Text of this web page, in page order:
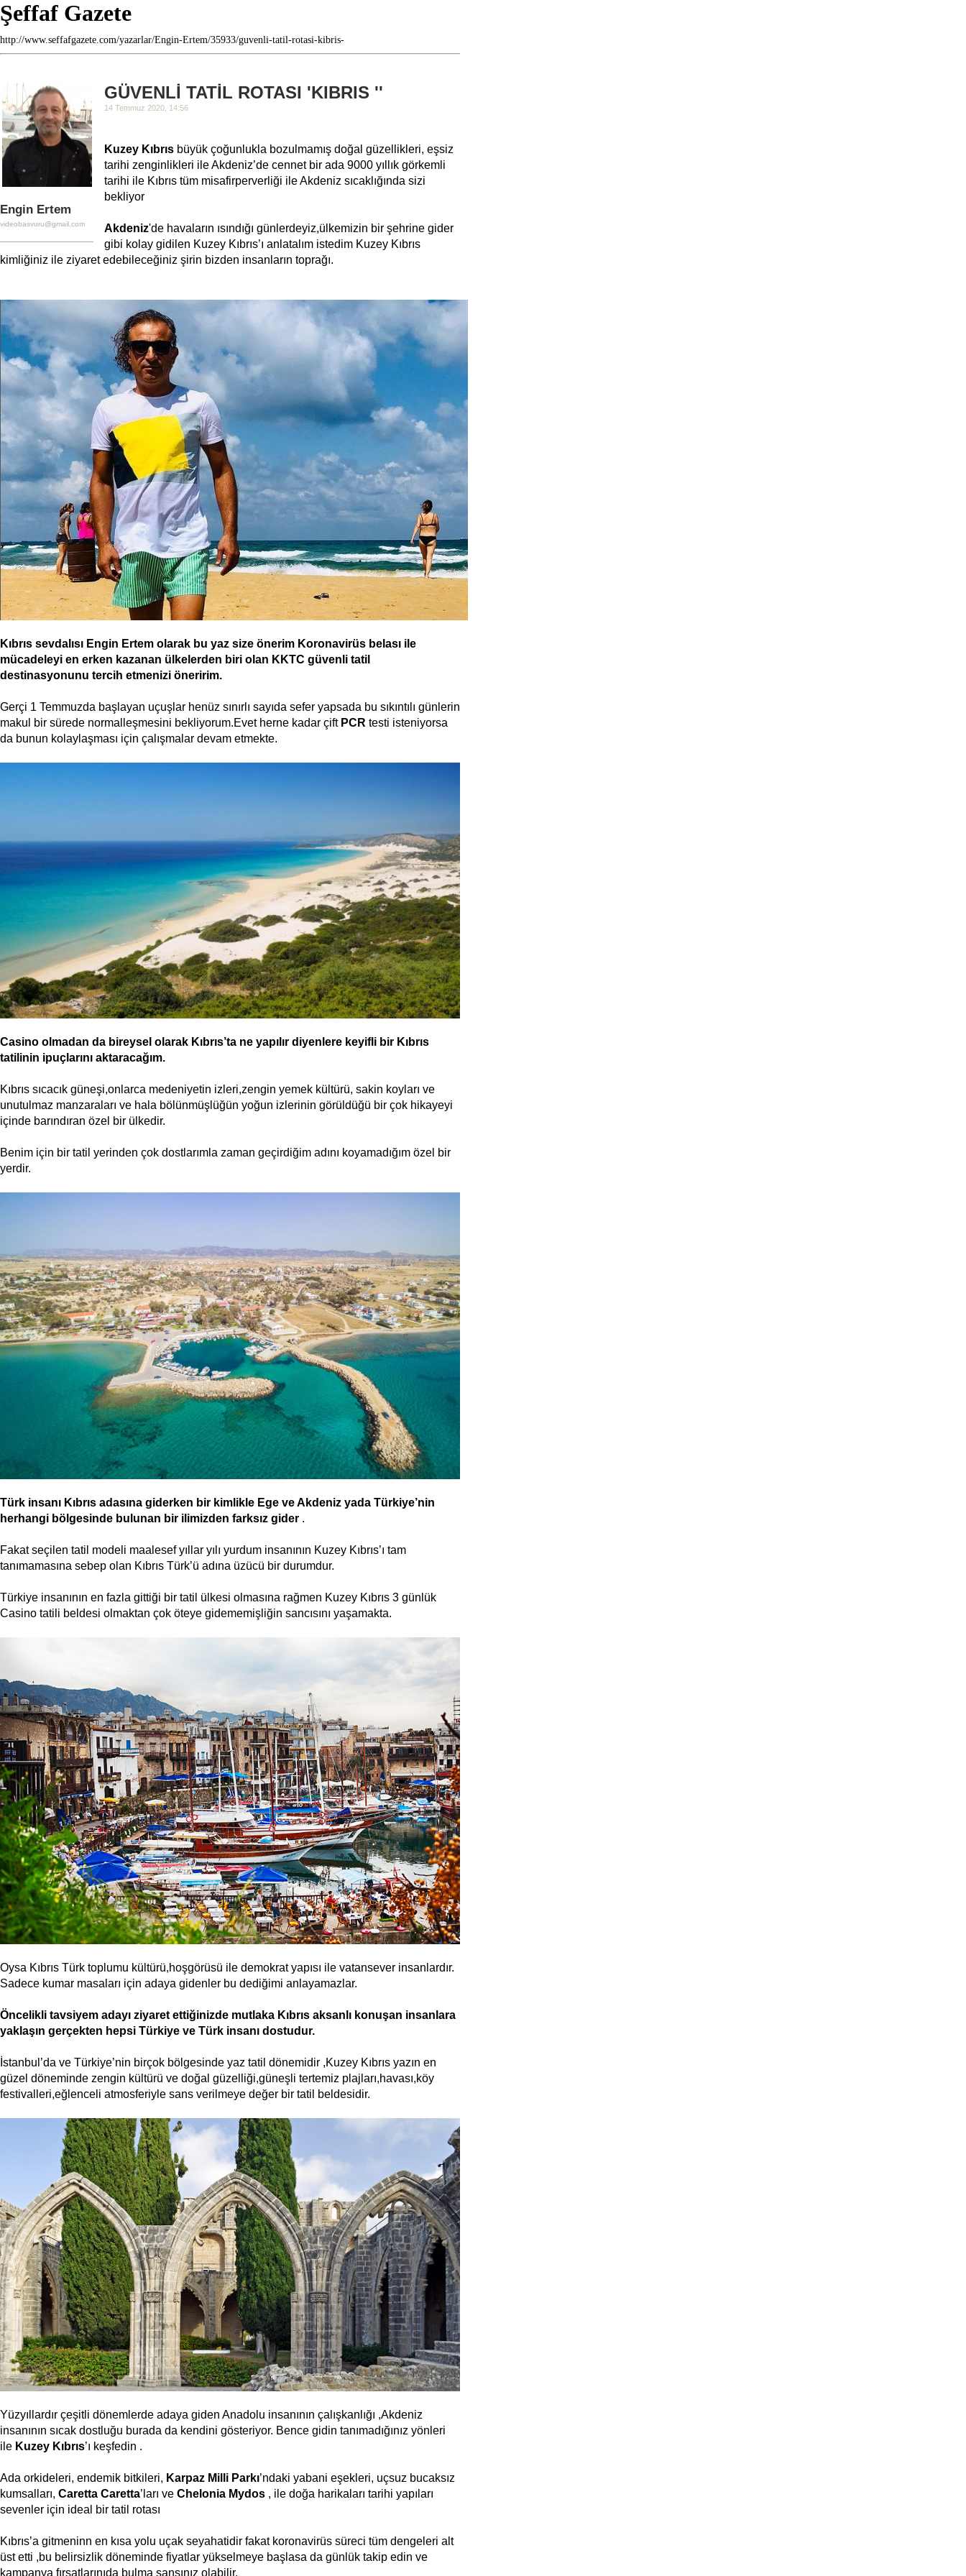
Şeffaf Gazete
http://www.seffafgazete.com/yazarlar/Engin-Ertem/35933/guvenli-tatil-rotasi-kibris-
Engin Ertem
videobasvuru@gmail.com
GÜVENLİ TATİL ROTASI 'KIBRIS ''
14 Temmuz 2020, 14:56
Kuzey Kıbrıs büyük çoğunlukla bozulmamış doğal güzellikleri, eşsiz
tarihi zenginlikleri ile Akdeniz’de cennet bir ada 9000 yıllık görkemli
tarihi ile Kıbrıs tüm misafirperverliği ile Akdeniz sıcaklığında sizi
bekliyor
Akdeniz'de havaların ısındığı günlerdeyiz,ülkemizin bir şehrine gider
gibi kolay gidilen Kuzey Kıbrıs’ı anlatalım istedim Kuzey Kıbrıs
kimliğiniz ile ziyaret edebileceğiniz şirin bizden insanların toprağı.
Kıbrıs sevdalısı Engin Ertem olarak bu yaz size önerim Koronavirüs belası ile
mücadeleyi en erken kazanan ülkelerden biri olan KKTC güvenli tatil
destinasyonunu tercih etmenizi öneririm.
Gerçi 1 Temmuzda başlayan uçuşlar henüz sınırlı sayıda sefer yapsada bu sıkıntılı günlerin
makul bir sürede normalleşmesini bekliyorum.Evet herne kadar çift PCR testi isteniyorsa
da bunun kolaylaşması için çalışmalar devam etmekte.
Casino olmadan da bireysel olarak Kıbrıs’ta ne yapılır diyenlere keyifli bir Kıbrıs
tatilinin ipuçlarını aktaracağım.
Kıbrıs sıcacık güneşi,onlarca medeniyetin izleri,zengin yemek kültürü, sakin koyları ve
unutulmaz manzaraları ve hala bölünmüşlüğün yoğun izlerinin görüldüğü bir çok hikayeyi
içinde barındıran özel bir ülkedir.
Benim için bir tatil yerinden çok dostlarımla zaman geçirdiğim adını koyamadığım özel bir
yerdir.
Türk insanı Kıbrıs adasına giderken bir kimlikle Ege ve Akdeniz yada Türkiye’nin
herhangi bölgesinde bulunan bir ilimizden farksız gider .
Fakat seçilen tatil modeli maalesef yıllar yılı yurdum insanının Kuzey Kıbrıs’ı tam
tanımamasına sebep olan Kıbrıs Türk’ü adına üzücü bir durumdur.
Türkiye insanının en fazla gittiği bir tatil ülkesi olmasına rağmen Kuzey Kıbrıs 3 günlük
Casino tatili beldesi olmaktan çok öteye gidememişliğin sancısını yaşamakta.
Oysa Kıbrıs Türk toplumu kültürü,hoşgörüsü ile demokrat yapısı ile vatansever insanlardır.
Sadece kumar masaları için adaya gidenler bu dediğimi anlayamazlar.
Öncelikli tavsiyem adayı ziyaret ettiğinizde mutlaka Kıbrıs aksanlı konuşan insanlara
yaklaşın gerçekten hepsi Türkiye ve Türk insanı dostudur.
İstanbul’da ve Türkiye’nin birçok bölgesinde yaz tatil dönemidir ,Kuzey Kıbrıs yazın en
güzel döneminde zengin kültürü ve doğal güzelliği,güneşli tertemiz plajları,havası,köy
festivalleri,eğlenceli atmosferiyle sans verilmeye değer bir tatil beldesidir.
Yüzyıllardır çeşitli dönemlerde adaya giden Anadolu insanının çalışkanlığı ,Akdeniz
insanının sıcak dostluğu burada da kendini gösteriyor. Bence gidin tanımadığınız yönleri
ile Kuzey Kıbrıs’ı keşfedin .
Ada orkideleri, endemik bitkileri, Karpaz Milli Parkı’ndaki yabani eşekleri, uçsuz bucaksız
kumsalları, Caretta Caretta’ları ve Chelonia Mydos , ile doğa harikaları tarihi yapıları
sevenler için ideal bir tatil rotası
Kıbrıs’a gitmeninn en kısa yolu uçak seyahatidir fakat koronavirüs süreci tüm dengeleri alt
üst etti ,bu belirsizlik döneminde fiyatlar yükselmeye başlasa da günlük takip edin ve
kampanya fırsatlarınıda bulma şansınız olabilir.